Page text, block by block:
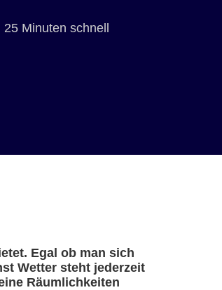
Minuten schnell
Egal ob man sich
Wetter steht jederzeit
Räumlichkeiten